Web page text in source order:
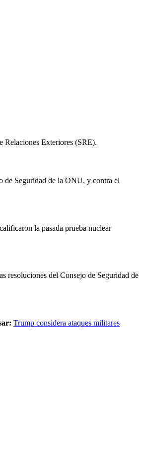
Relaciones Exteriores (SRE).
de Seguridad de la ONU, y contra el
la pasada prueba nuclear
resoluciones del Consejo de Seguridad de
Trump considera ataques militares